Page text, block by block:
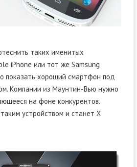
таких именитых
iPhone или тот же Samsung
показать хороший смартфон под
Компании из Маунтин-Вью нужно
на фоне конкурентов.
устройством и станет X